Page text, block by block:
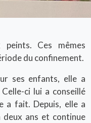
peints. Ces mêmes
du confinement.
ses enfants, elle a
ci lui a conseillé
a fait. Depuis, elle a
ans et continue